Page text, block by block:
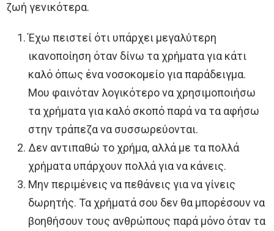
ζωή γενικότερα.
Έχω πειστεί ότι υπάρχει μεγαλύτερη
ικανοποίηση όταν δίνω τα χρήματα για κάτι
καλό όπως ένα νοσοκομείο για παράδειγμα.
Μου φαινόταν λογικότερο να χρησιμοποιήσω
τα χρήματα για καλό σκοπό παρά να τα αφήσω
στην τράπεζα να συσσωρεύονται.
Δεν αντιπαθώ το χρήμα, αλλά με τα πολλά
χρήματα υπάρχουν πολλά για να κάνεις.
Μην περιμένεις να πεθάνεις για να γίνεις
δωρητής. Τα χρήματά σου δεν θα μπορέσουν να
βοηθήσουν τους ανθρώπους παρά μόνο όταν τα